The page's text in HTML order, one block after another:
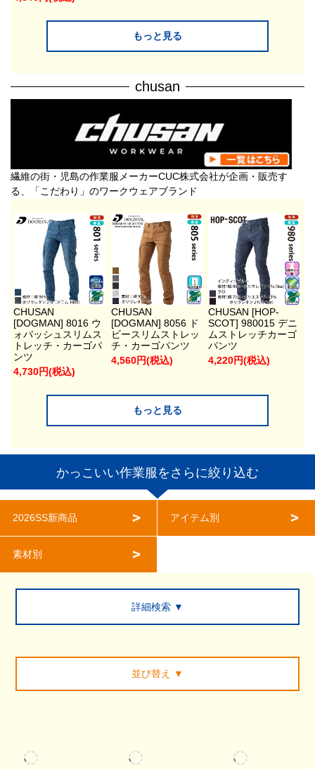
もっと見る
chusan
繊維の街・児島の作業服メーカーCUC株式会社が企画・販売す
る、「こだわり」のワークウェアブランド
CHUSAN
[DOGMAN] 8016 ウ
ォバッシュスリムス
トレッチ・カーゴパ
ンツ
4,730円(税込)
CHUSAN
[DOGMAN] 8056 ド
ビースリムストレッ
チ・カーゴパンツ
4,560円(税込)
CHUSAN [HOP-
SCOT] 980015 デニ
ムストレッチカーゴ
パンツ
4,220円(税込)
もっと見る
かっこいい作業服をさらに絞り込む
2026SS新商品 アイテム別
素材別
詳細検索 ▼
並び替え ▼
ストレッチ半袖ブル
GR1007 コーデュラ
ストレッチジャケッ
CORDURA(R) 縦横ス
トレッチ長袖ブルゾ